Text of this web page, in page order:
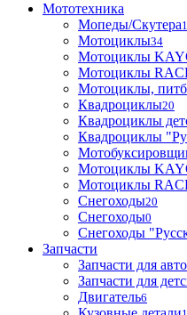
Мототехника
Мопеды/Скутера
Мотоциклы34
Мотоциклы
Мотоциклы
Мотоциклы,
Квадроциклы20
Квадроциклы
Квадроциклы
Мотоциклы
Мотоциклы
Снегоходы20
Снегоходы0
Снегоходы
Запчасти
Запчасти для
Запчасти для
Двигатель6